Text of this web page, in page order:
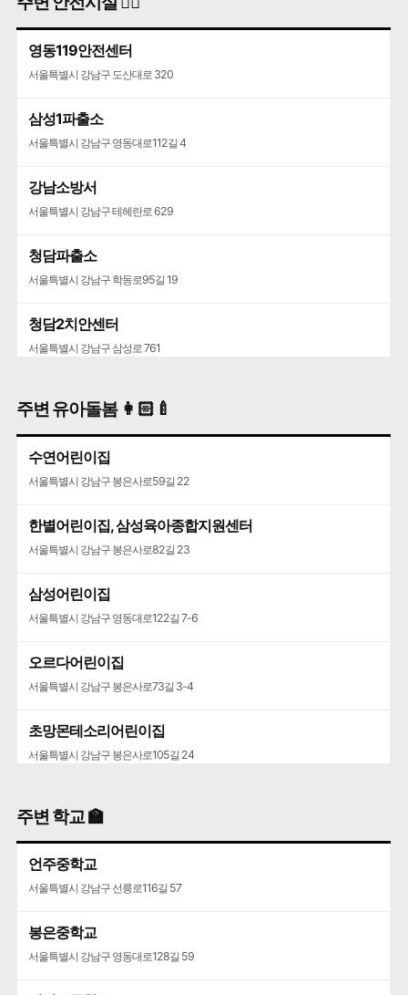
영동119안전센터
서울특별시 강남구 도산대로 320
삼성1파출소
서울특별시 강남구 영동대로112길 4
강남소방서
서울특별시 강남구 테헤란로 629
청담파출소
서울특별시 강남구 학동로95길 19
청담2치안센터
서울특별시 강남구 삼성로 761
주변 유아돌봄 👩🏻‍🍼
수연어린이집
서울특별시 강남구 봉은사로59길 22
한별어린이집, 삼성육아종합지원센터
서울특별시 강남구 봉은사로82길 23
삼성어린이집
서울특별시 강남구 영동대로122길 7-6
오르다어린이집
서울특별시 강남구 봉은사로73길 3-4
초망몬테소리어린이집
서울특별시 강남구 봉은사로105길 24
서울특별시 강남구 압구정로77길 28
주변 학교 🏫
언주중학교
서울특별시 강남구 선릉로116길 57
봉은중학교
서울특별시 강남구 영동대로128길 59